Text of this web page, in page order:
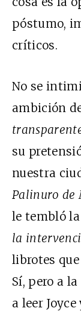
póstumo,
críticos.
No se
ambición
su
nuestra
Palinuro de
le tembló
la
librotes
Sí, pero a
a leer